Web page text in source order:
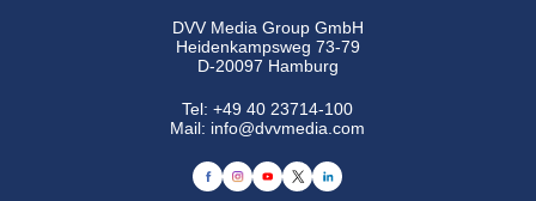
DVV Media Group GmbH
Heidenkampsweg 73-79
D-20097 Hamburg
Tel:+49 40 23714-100
Mail: info@dvvmedia.com